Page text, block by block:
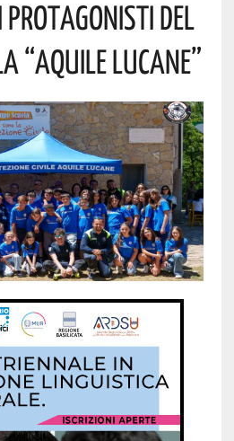
Protagonisti Del
“Aquile Lucane”